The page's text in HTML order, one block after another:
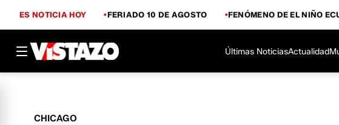
ES NOTICIA HOY FERIADO 10 DE AGOSTO FENÓMENO DE EL NIÑO
Últimas NoticiasActualidad
CHICAGO